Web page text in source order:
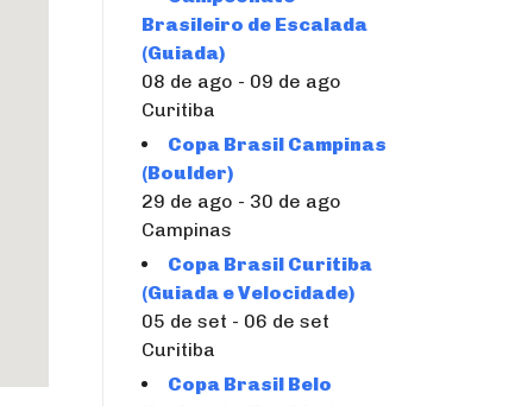
Brasileiro de Escalada
(Guiada)
08 de ago - 09 de ago
Curitiba
Copa Brasil Campinas
(Boulder)
29 de ago - 30 de ago
Campinas
Copa Brasil Curitiba
(Guiada e Velocidade)
05 de set - 06 de set
Curitiba
Copa Brasil Belo